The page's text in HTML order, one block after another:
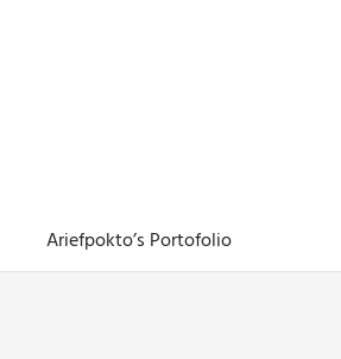
Ariefpokto’s Portofolio